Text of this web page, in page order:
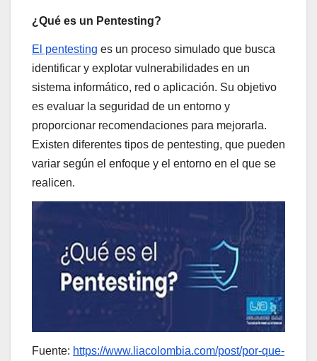
¿Qué es un Pentesting?
El pentesting es un proceso simulado que busca
identificar y explotar vulnerabilidades en un
sistema informático, red o aplicación. Su objetivo
es evaluar la seguridad de un entorno y
proporcionar recomendaciones para mejorarla.
Existen diferentes tipos de pentesting, que pueden
variar según el enfoque y el entorno en el que se
realicen.
Fuente: https://www.liacolombia.com/post/por-que-